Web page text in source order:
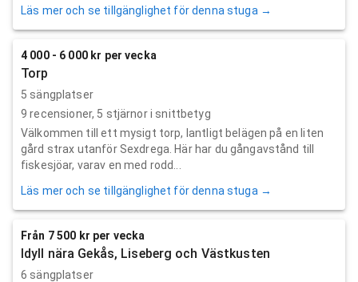
Läs mer och se tillgänglighet för denna stuga →
4 000 - 6 000 kr per vecka
Torp
5 sängplatser
9 recensioner, 5 stjärnor i snittbetyg
Välkommen till ett mysigt torp, lantligt belägen på en liten
gård strax utanför Sexdrega. Här har du gångavstånd till
fiskesjöar, varav en med rodd...
Läs mer och se tillgänglighet för denna stuga →
Från 7 500 kr per vecka
Idyll nära Gekås, Liseberg och Västkusten
6 sängplatser